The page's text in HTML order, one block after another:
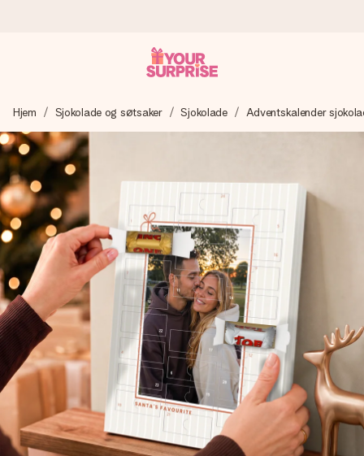
Vi lager dine gaver med omtanke og sender den avgårde så
raskt som mulig - slik at du kan gi gaven i tide, når den betyr
aller mest.
4,5 (basert på +15 000 anmeldelser)
Gavene våre inspirerer. Kundene gir oss 4,5 på Google
Reviews.
Gratis kort med hilsen
Lag noe unikt med bare noen få steg - med hennes navn,
et bilde av dere eller en beskjed som virkelig berører
hjertet. Ikke noe tull, bare masse kjærlighet i øyeblikket.
Hjem Sjokolade og søtsaker Sjokolade Adventskalender